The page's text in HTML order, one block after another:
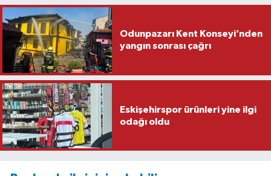
Odunpazarı Kent Konseyi’nden
yangın sonrası çağrı
Eskişehirspor ürünleri yine ilgi
odağı oldu